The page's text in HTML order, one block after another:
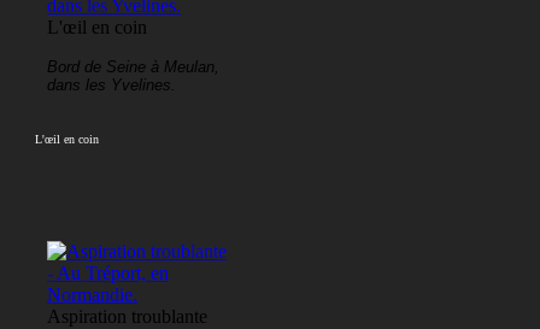
L'œil en coin
Bord de Seine à Meulan,
dans les Yvelines.
L'œil en coin
Aspiration troublante